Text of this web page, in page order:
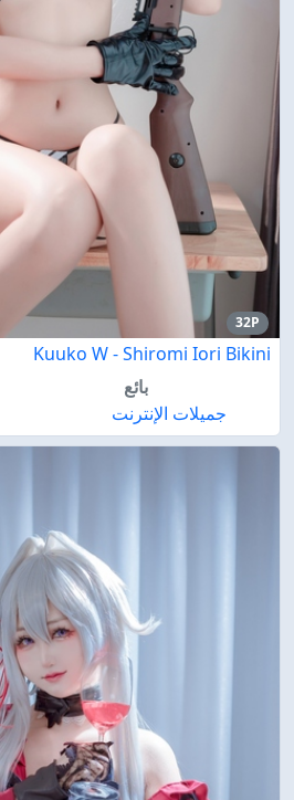
32P
Kuuko W - Shiromi Iori Bikini
بائع
جميلات الإنترنت